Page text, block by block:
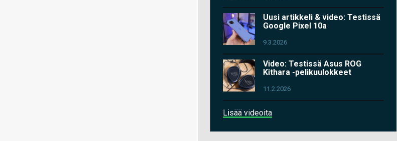
Uusi artikkeli & video: Testissä
Google Pixel 10a
9.3.2026
Video: Testissä Asus ROG
Kithara -pelikuulokkeet
11.2.2026
Lisää videoita